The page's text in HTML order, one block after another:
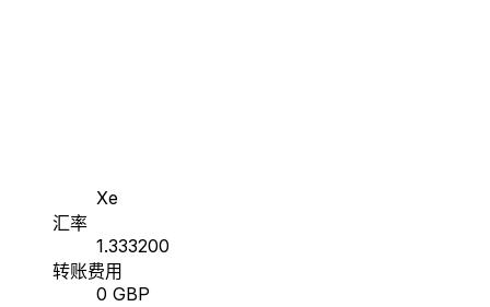
Xe
汇率
1.333200
转账费用
0 GBP